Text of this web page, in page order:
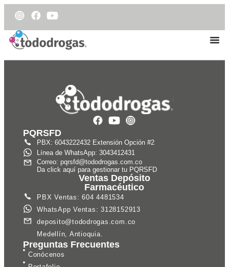
PQRSFD
PBX: 6043222432 Extensión Opción #2
Línea de WhatsApp: 3043412431
Correo: pqrsfd@tododrogas.com.co
Da click aquí para gestionar tu PQRSFD
Ventas Depósito
Farmacéutico
PBX Ventas: 604 4481534
WhatsApp Ventas: 3128152913
deposito@tododrogas.com.co
Medellín, Antioquia.
Preguntas Frecuentes
Conócenos